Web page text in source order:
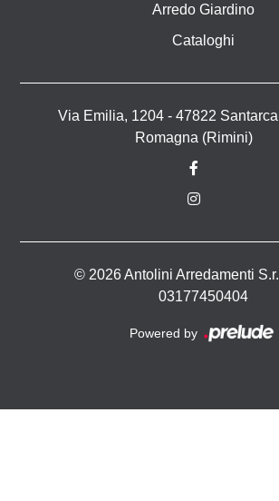
Arredo Giardino
Cataloghi
Via Emilia, 1204 - 47822
Romagna (Rimini)
© 2026 Antolini Arredamenti
03177450404
Powered by